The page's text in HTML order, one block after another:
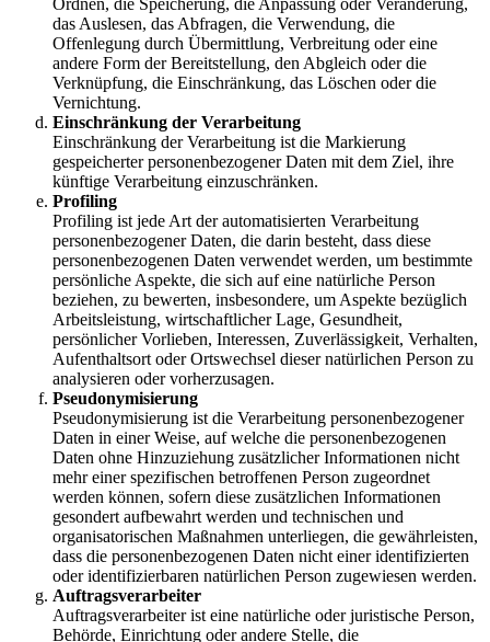
Ordnen, die Speicherung, die Anpassung oder Veränderung,
das Auslesen, das Abfragen, die Verwendung, die
Offenlegung durch Übermittlung, Verbreitung oder eine
andere Form der Bereitstellung, den Abgleich oder die
Verknüpfung, die Einschränkung, das Löschen oder die
Vernichtung.
Einschränkung der Verarbeitung
Einschränkung der Verarbeitung ist die Markierung
gespeicherter personenbezogener Daten mit dem Ziel, ihre
künftige Verarbeitung einzuschränken.
Profiling
Profiling ist jede Art der automatisierten Verarbeitung
personenbezogener Daten, die darin besteht, dass diese
personenbezogenen Daten verwendet werden, um bestimmte
persönliche Aspekte, die sich auf eine natürliche Person
beziehen, zu bewerten, insbesondere, um Aspekte bezüglich
Arbeitsleistung, wirtschaftlicher Lage, Gesundheit,
persönlicher Vorlieben, Interessen, Zuverlässigkeit, Verhalten,
Aufenthaltsort oder Ortswechsel dieser natürlichen Person zu
analysieren oder vorherzusagen.
Pseudonymisierung
Pseudonymisierung ist die Verarbeitung personenbezogener
Daten in einer Weise, auf welche die personenbezogenen
Daten ohne Hinzuziehung zusätzlicher Informationen nicht
mehr einer spezifischen betroffenen Person zugeordnet
werden können, sofern diese zusätzlichen Informationen
gesondert aufbewahrt werden und technischen und
organisatorischen Maßnahmen unterliegen, die gewährleisten,
dass die personenbezogenen Daten nicht einer identifizierten
oder identifizierbaren natürlichen Person zugewiesen werden.
Auftragsverarbeiter
Auftragsverarbeiter ist eine natürliche oder juristische Person,
Behörde, Einrichtung oder andere Stelle, die